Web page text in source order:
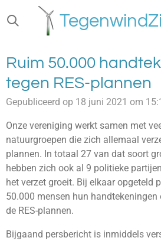
Ga
direct
de
hoofdinhoud
Ruim 50.000
tegen RES-plannen
Gepubliceerd op 18 juni 2021 om
Onze vereniging werkt samen met
natuurgroepen die zich allemaal
plannen. In totaal 27 van dat soort
hebben zich ook al 9 politieke
het verzet groeit. Bij elkaar opgeteld
50.000 mensen hun handtekeningen
de RES-plannen.
Bijgaand persbericht is inmiddels